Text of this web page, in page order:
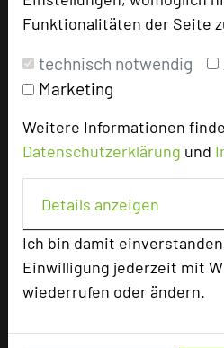
Funktionalitäten der Seite
technisch notwendig
Marketing
Weitere Informationen
Datenschutzerklärung und
Details anzeigen
Ich bin damit
Einwilligung jederzeit mit
wiederrufen oder ändern.
Tagungsräume
Zimmer
Einzelzimmer
Suite
Besonders geeignet für
Seminar